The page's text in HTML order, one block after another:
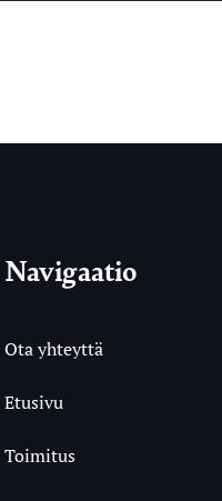
Navigaatio
Ota yhteyttä
Etusivu
Toimitus